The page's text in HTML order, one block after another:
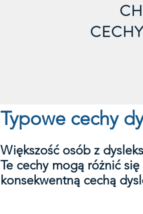
CECHY
Typowe cechy
Większość osób z
Te cechy mogą różnić
konsekwentną cechą